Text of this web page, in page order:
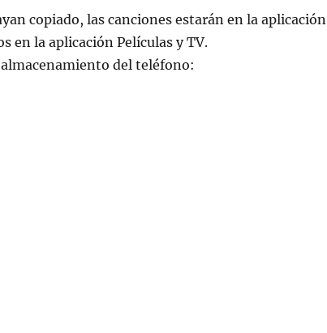
copiado, las canciones estarán en la aplicación
en la aplicación Películas y TV.
del teléfono: